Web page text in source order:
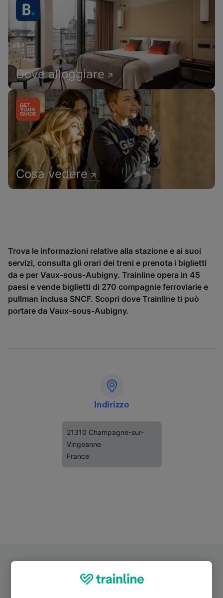
Dove alloggiare
Cosa vedere
Trova le informazioni relative alla stazione e ai suoi
servizi, consulta gli orari dei treni e prenota i biglietti
da e per Vaux-sous-Aubigny. Trainline opera in 45
paesi e vende biglietti di 270 compagnie ferroviarie e
pullman inclusa SNCF. Scopri dove Trainline ti può
portare da Vaux-sous-Aubigny.
Indirizzo
21310 Champagne-sur-
Vingeanne
France